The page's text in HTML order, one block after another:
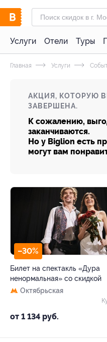
Услуги Отели Туры
Главная Услуги
АКЦИЯ, КОТОРУЮ
ЗАВЕРШЕНА.
К сожалению,
заканчиваются.
Но у Biglion есть
могут вам
–30%
Билет на спектакль «Дура
ненормальная» со скидкой
Октябрьская
от 1 134 руб.